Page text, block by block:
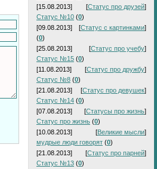
[15.08.2013]
[Статус про друзей]
Статус №10 (0)
[09.08.2013]
[Статус с картинками]
(0)
[25.08.2013]
[Статус про учебу]
Статус №15 (0)
[11.08.2013]
[Статус про дружбу]
Статус №8 (0)
[21.08.2013]
[Статус про девушек]
Статус №14 (0)
[07.08.2013]
[Статусы про жизнь]
Статус про жизнь (0)
[10.08.2013]
[Великие мысли]
мудрые люди говорят (0)
[21.08.2013]
[Статус про парней]
Статус №13 (0)